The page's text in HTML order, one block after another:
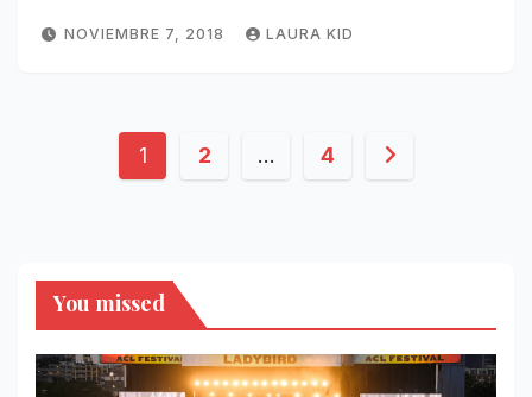
NOVIEMBRE 7, 2018 LAURA KID
Paginación
1 2 … 4
You missed